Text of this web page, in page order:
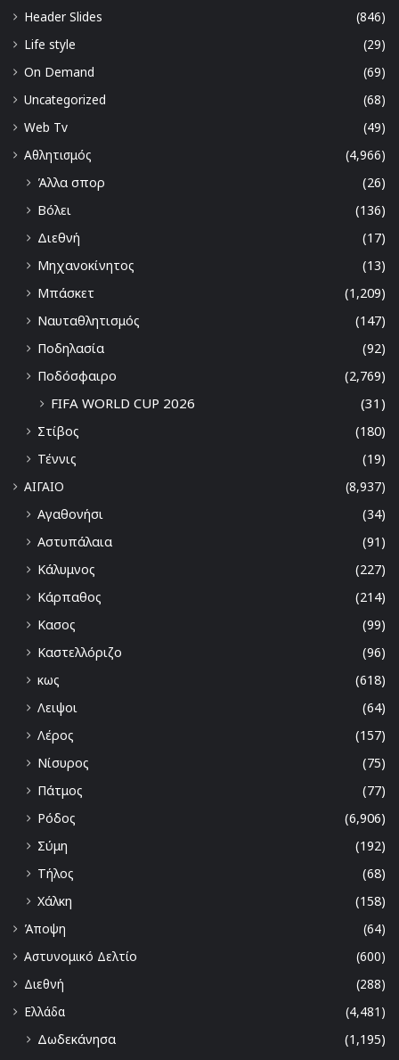
Header Slides
(846)
Life style
(29)
On Demand
(69)
Uncategorized
(68)
Web Tv
(49)
Αθλητισμός
(4,966)
Άλλα σπορ
(26)
Βόλει
(136)
Διεθνή
(17)
Μηχανοκίνητος
(13)
Μπάσκετ
(1,209)
Ναυταθλητισμός
(147)
Ποδηλασία
(92)
Ποδόσφαιρο
(2,769)
FIFA WORLD CUP 2026 (31)
Στίβος
(180)
Τέννις
(19)
ΑΙΓΑΙΟ
(8,937)
Αγαθονήσι
(34)
Αστυπάλαια
(91)
Κάλυμνος
(227)
Κάρπαθος
(214)
Κασος
(99)
Καστελλόριζο
(96)
κως
(618)
Λειψοι
(64)
Λέρος
(157)
Νίσυρος
(75)
Πάτμος
(77)
Ρόδος
(6,906)
Σύμη
(192)
Τήλος
(68)
Χάλκη
(158)
Άποψη
(64)
Αστυνομικό Δελτίο
(600)
Διεθνή
(288)
Ελλάδα
(4,481)
Δωδεκάνησα
(1,195)